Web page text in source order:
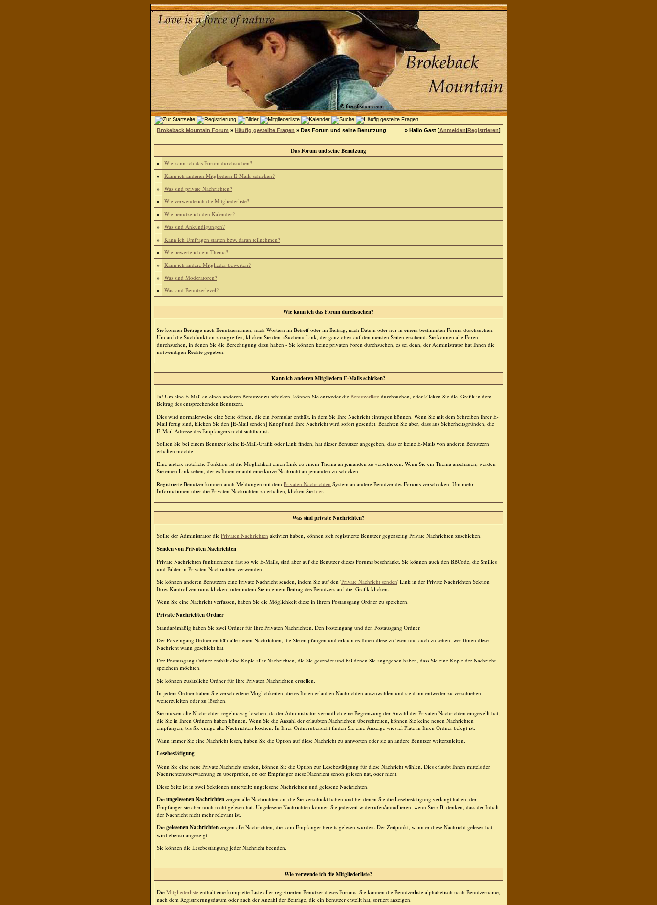
Brokeback Mountain Forum » Häufig gestellte Fragen » Das Forum und seine Benutzung » Hallo Gast [Anmelden|Registrieren]
Das Forum und seine Benutzung
»
Wie kann ich das Forum durchsuchen?
» Kann ich anderen Mitgliedern E-Mails schicken?
» Was sind private Nachrichten?
» Wie verwende ich die Mitgliederliste?
» Wie benutze ich den Kalender?
» Was sind Ankündigungen?
» Kann ich Umfragen starten bzw. daran teilnehmen?
» Wie bewerte ich ein Thema?
» Kann ich andere Mitglieder bewerten?
» Was sind Moderatoren?
» Was sind Benutzerlevel?
Wie kann ich das Forum durchsuchen?
Sie können Beiträge nach Benutzernamen, nach Wörtern im Betreff oder im Beitrag, nach Datum oder nur in einem bestimmten Forum durchsuchen.
Um auf die Suchfunktion zuzugreifen, klicken Sie den »Suchen« Link, der ganz oben auf den meisten Seiten erscheint. Sie können alle Foren
durchsuchen, in denen Sie die Berechtigung dazu haben - Sie können keine privaten Foren durchsuchen, es sei denn, der Administrator hat Ihnen die
notwendigen Rechte gegeben.
Kann ich anderen Mitgliedern E-Mails schicken?
Ja! Um eine E-Mail an einen anderen Benutzer zu schicken, können Sie entweder die Benutzerliste durchsuchen, oder klicken Sie die Grafik in dem
Beitrag des entsprechenden Benutzers.
Dies wird normalerweise eine Seite öffnen, die ein Formular enthält, in dem Sie Ihre Nachricht eintragen können. Wenn Sie mit dem Schreiben Ihrer E-
Mail fertig sind, klicken Sie den [E-Mail senden] Knopf und Ihre Nachricht wird sofort gesendet. Beachten Sie aber, dass aus Sicherheitsgründen, die
E-Mail-Adresse des Empfängers nicht sichtbar ist.
Sollten Sie bei einem Benutzer keine E-Mail-Grafik oder Link finden, hat dieser Benutzer angegeben, dass er keine E-Mails von anderen Benutzern
erhalten möchte.
Eine andere nützliche Funktion ist die Möglichkeit einen Link zu einem Thema an jemanden zu verschicken. Wenn Sie ein Thema anschauen, werden
Sie einen Link sehen, der es Ihnen erlaubt eine kurze Nachricht an jemanden zu schicken.
Registrierte Benutzer können auch Meldungen mit dem Privaten Nachrichten System an andere Benutzer des Forums verschicken. Um mehr
Informationen über die Privaten Nachrichten zu erhalten, klicken Sie hier.
Was sind private Nachrichten?
Sollte der Administrator die Privaten Nachrichten aktiviert haben, können sich registrierte Benutzer gegenseitig Private Nachrichten zuschicken.
Senden von Privaten Nachrichten
Private Nachrichten funktionieren fast so wie E-Mails, sind aber auf die Benutzer dieses Forums beschränkt. Sie können auch den BBCode, die Smilies
und Bilder in Privaten Nachrichten verwenden.
Sie können anderen Benutzern eine Private Nachricht senden, indem Sie auf den 'Private Nachricht senden' Link in der Private Nachrichten Sektion
Ihres Kontrollzentrums klicken, oder indem Sie in einem Beitrag des Benutzers auf die Grafik klicken.
Wenn Sie eine Nachricht verfassen, haben Sie die Möglichkeit diese in Ihrem Postausgang Ordner zu speichern.
Private Nachrichten Ordner
Standardmäßig haben Sie zwei Ordner für Ihre Privaten Nachrichten. Den Posteingang und den Postausgang Ordner.
Der Posteingang Ordner enthält alle neuen Nachrichten, die Sie empfangen und erlaubt es Ihnen diese zu lesen und auch zu sehen, wer Ihnen diese
Nachricht wann geschickt hat.
Der Postausgang Ordner enthält eine Kopie aller Nachrichten, die Sie gesendet und bei denen Sie angegeben haben, dass Sie eine Kopie der Nachricht
speichern möchten.
Sie können zusätzliche Ordner für Ihre Privaten Nachrichten erstellen.
In jedem Ordner haben Sie verschiedene Möglichkeiten, die es Ihnen erlauben Nachrichten auszuwählen und sie dann entweder zu verschieben,
weiterzuleiten oder zu löschen.
Sie müssen alte Nachrichten regelmässig löschen, da der Administrator vermutlich eine Begrenzung der Anzahl der Privaten Nachrichten eingestellt hat,
die Sie in Ihren Ordnern haben können. Wenn Sie die Anzahl der erlaubten Nachrichten überschreiten, können Sie keine neuen Nachrichten
empfangen, bis Sie einige alte Nachrichten löschen. In Ihrer Ordnerübersicht finden Sie eine Anzeige wieviel Platz in Ihren Ordner belegt ist.
Wann immer Sie eine Nachricht lesen, haben Sie die Option auf diese Nachricht zu antworten oder sie an andere Benutzer weiterzuleiten.
Lesebestätigung
Wenn Sie eine neue Private Nachricht senden, können Sie die Option zur Lesebestätigung für diese Nachricht wählen. Dies erlaubt Ihnen mittels der
Nachrichtenüberwachung zu überprüfen, ob der Empfänger diese Nachricht schon gelesen hat, oder nicht.
Diese Seite ist in zwei Sektionen unterteilt: ungelesene Nachrichten und gelesene Nachrichten.
Die ungelesenen Nachrichten zeigen alle Nachrichten an, die Sie verschickt haben und bei denen Sie die Lesebestätigung verlangt haben, der
Empfänger sie aber noch nicht gelesen hat. Ungelesene Nachrichten können Sie jederzeit widerrufen/annullieren, wenn Sie z.B. denken, dass der Inhalt
der Nachricht nicht mehr relevant ist.
Die gelesenen Nachrichten zeigen alle Nachrichten, die vom Empfänger bereits gelesen wurden. Der Zeitpunkt, wann er diese Nachricht gelesen hat
wird ebenso angezeigt.
Sie können die Lesebestätigung jeder Nachricht beenden.
Wie verwende ich die Mitgliederliste?
Die Mitgliederliste enthält eine komplette Liste aller registrierten Benutzer dieses Forums. Sie können die Benutzerliste alphabetisch nach Benutzername,
nach dem Registrierungsdatum oder nach der Anzahl der Beiträge, die ein Benutzer erstellt hat, sortiert anzeigen.